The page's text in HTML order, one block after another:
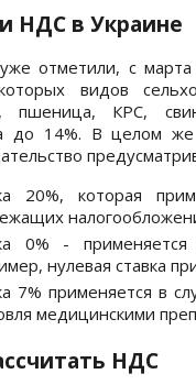
НДС в Украине
отметили, с
видов
пшеница, КРС,
до 14%. В целом же
20%, которая
0% -
нулевая ставка
7% применяется в
медицинскими
НДС